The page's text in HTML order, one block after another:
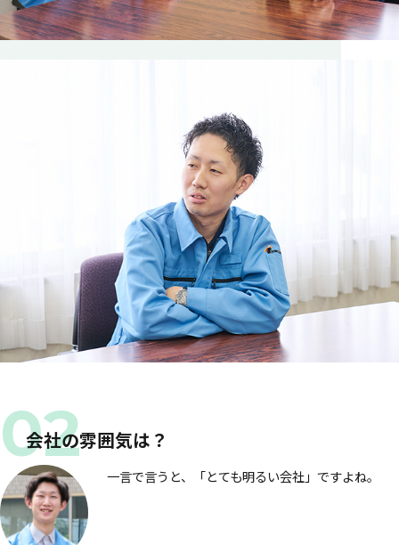
会社の雰囲気は？
一言で言うと、「とても明るい会社」ですよね。